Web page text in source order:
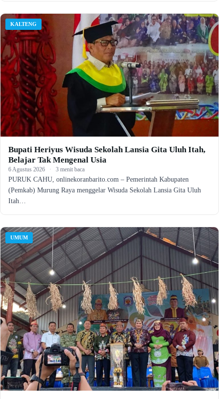
KALTENG
Bupati Heriyus Wisuda Sekolah Lansia Gita Uluh Itah,
Belajar Tak Mengenal Usia
6 Agustus 2026 · 3 menit baca
PURUK CAHU, onlinekoranbarito.com – Pemerintah Kabupaten
(Pemkab) Murung Raya menggelar Wisuda Sekolah Lansia Gita Uluh
Itah…
UMUM